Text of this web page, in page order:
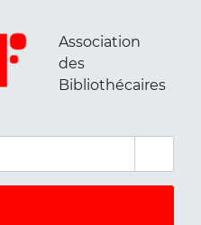
Association
des
Bibliothécaires